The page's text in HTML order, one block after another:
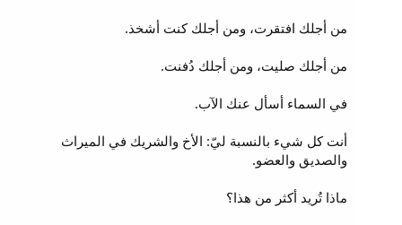
من أجلك افتقرت، ومن أجلك كنت أشخذ.
من أجلك صليت، ومن أجلك دُفنت.
في السماء أسأل عنك الآب.
أنت كل شيء بالنسبة ليّ: الأخ والشريك في الميراث
والصديق والعضو.
ماذا تُريد أكثر من هذا؟